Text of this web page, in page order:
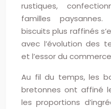
rustiques,
familles
biscuits plus raffinés
avec l’évolution des
et l’essor du
Au fil du temps, les
bretonnes ont affiné
les proportions